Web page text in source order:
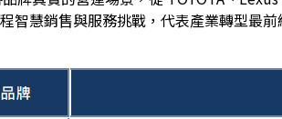
智慧銷售與服務挑戰，代表產業轉型最